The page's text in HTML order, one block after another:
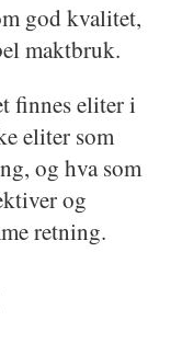
god kvalitet,
maktbruk.
finnes eliter i
eliter som
og hva som
og
retning.